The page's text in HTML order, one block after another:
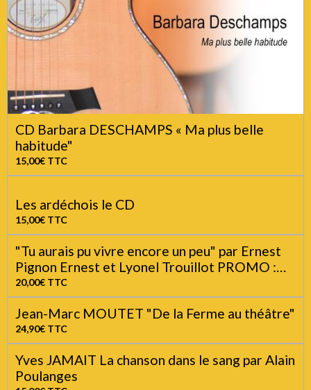
CD Barbara DESCHAMPS « Ma plus belle
habitude"
15,00€TTC